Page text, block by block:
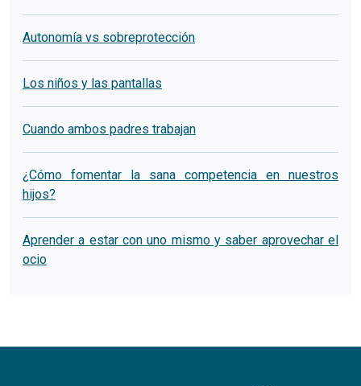
Autonomía vs sobreprotección
Los niños y las pantallas
Cuando ambos padres trabajan
¿Cómo fomentar la sana competencia en nuestros
hijos?
Aprender a estar con uno mismo y saber aprovechar el
ocio